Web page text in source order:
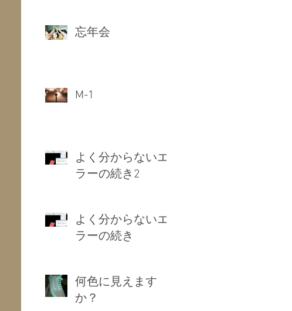
忘年会
M-1
よく分からないエ
ラーの続き2
よく分からないエ
ラーの続き
何色に見えます
か？